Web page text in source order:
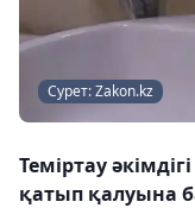
Сурет: Zakon.kz
Теміртау
қатып қалуына